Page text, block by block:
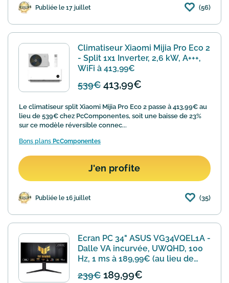
Publiée le 17 juillet (56)
Climatiseur Xiaomi Mijia Pro Eco 2
- Split 1x1 Inverter, 2,6 kW, A+++,
WiFi à 413,99€
539€ 413,99€
Le climatiseur split Xiaomi Mijia Pro Eco 2 passe à 413,99€ au
lieu de 539€ chez PcComponentes, soit une baisse de 23%
sur ce modèle réversible connec...
Bons plans PcComponentes
J'en profite
Publiée le 16 juillet (35)
Ecran PC 34" ASUS VG34VQEL1A -
Dalle VA incurvée, UWQHD, 100
Hz, 1 ms à 189,99€ (au lieu de
239€ 189,99€